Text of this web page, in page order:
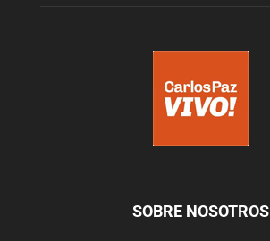
SOBRE NOSOTROS